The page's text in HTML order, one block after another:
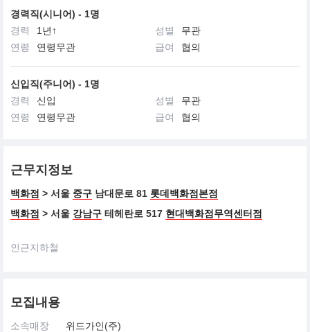
경력직(시니어) - 1명
경력
1년↑ 성별
무관
연령
연령무관 급여 협의
신입직(주니어) - 1명
경력
신입 성별
무관
연령
연령무관 급여 협의
근무지정보
백화점 > 서울 중구 남대문로 81 롯데백화점본점
백화점 > 서울 강남구 테헤란로 517 현대백화점무역센터점
인근지하철
모집내용
소속매장 위드가인(주)